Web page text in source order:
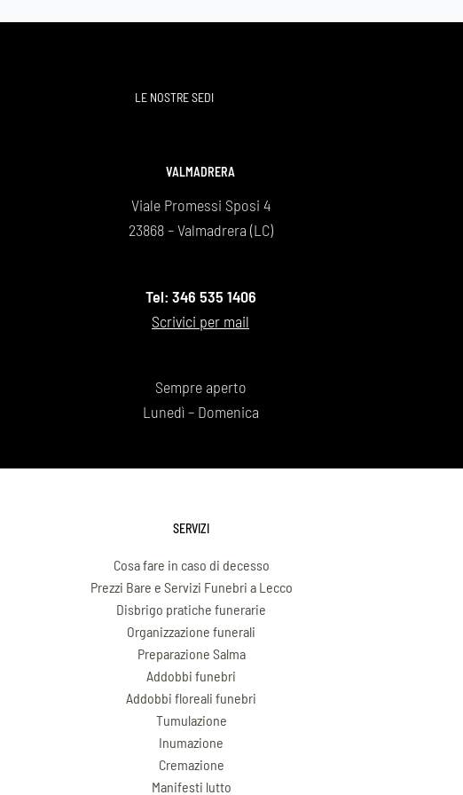
spenta a 89 anni ma che sarà per sempre la
LE NOSTRE SEDI
VALMADRERA
Viale Promessi Sposi 4
23868 – Valmadrera (LC)
Tel: 346 535 1406
Scrivici per mail
Sempre aperto
Lunedì – Domenica
SERVIZI
Cosa fare in caso di decesso
Prezzi Bare e Servizi Funebri a Lecco
Disbrigo pratiche funerarie
Organizzazione funerali
Preparazione Salma
Addobbi funebri
Addobbi floreali funebri
Tumulazione
Inumazione
Cremazione
Manifesti lutto